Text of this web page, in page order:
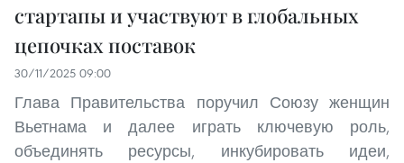
стартапы и участвуют в глобальных
цепочках поставок
30/11/2025 09:00
Глава Правительства поручил Союзу женщин
Вьетнама и далее играть ключевую роль,
объединять ресурсы, инкубировать идеи,